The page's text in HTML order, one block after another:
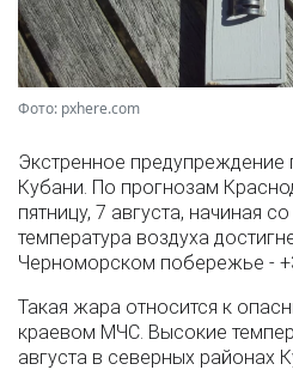
Фото: pxhere.com
Экстренное
Кубани. По прогнозам
пятницу, 7 августа, начиная
температура воздуха
Черноморском побережье -
Такая жара относится к
краевом МЧС. Высокие
августа в северных районах